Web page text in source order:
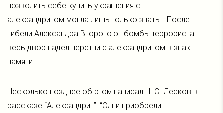
позволить себе купить украшения с
александритом могла лишь только знать… После
гибели Александра Второго от бомбы террориста
весь двор надел перстни с александритом в знак
памяти.
Несколько позднее об этом написал Н. С. Лесков в
рассказе “Александрит”: “Одни приобрели